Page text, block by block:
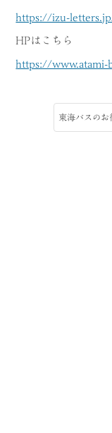
https://izu-
HPはこちら
https://www.atami-
東海バスのお